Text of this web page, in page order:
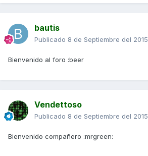
bautis
Publicado 8 de Septiembre del 2015
Bienvenido al foro :beer
Vendettoso
Publicado 8 de Septiembre del 2015
Bienvenido compañero :mrgreen: